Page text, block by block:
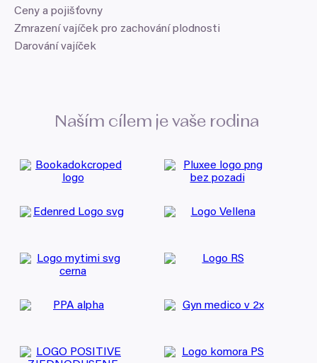
Darování vajíček
Zmrazení vajíček pro zachování plodnosti
Ceny a pojišťovny
Naším cílem je vaše rodina